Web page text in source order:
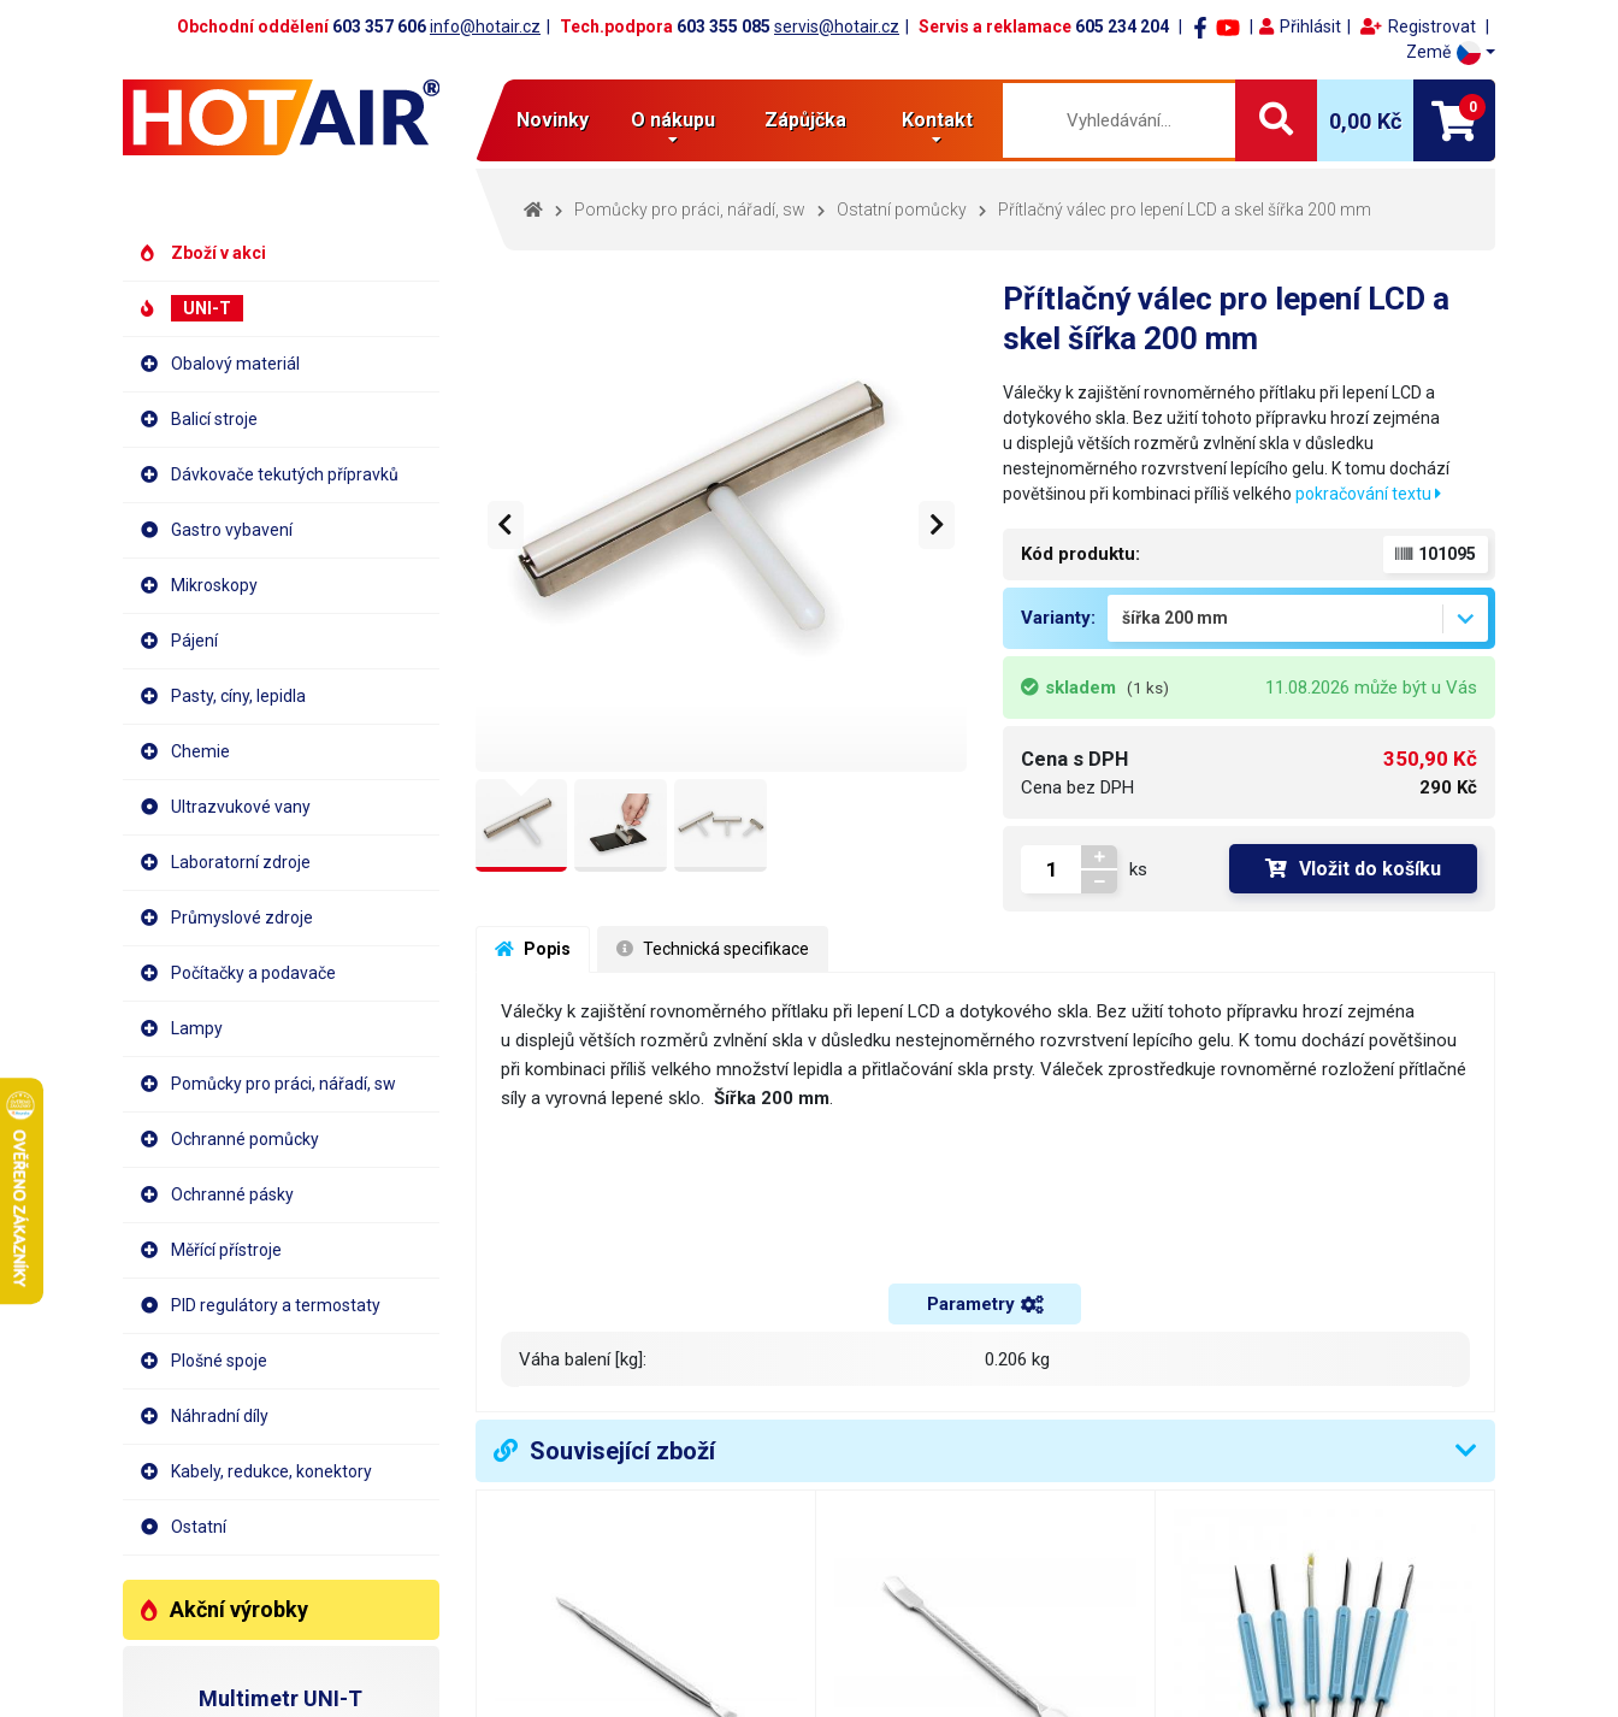
Obchodní oddělení603 357 606info@hotair.cz Tech.podpora 603 355 085 servis@hotair.cz Servis a reklamace 605 234 204 Přihlásit
Registrovat
Země
Novinky O nákupu Zápůjčka Kontakt 0,00 Kč
0
Zboží v akci
UNI-T
Obalový materiál
Balicí stroje
Dávkovače tekutých přípravků
Gastro vybavení
Mikroskopy
Pájení
Pasty, cíny, lepidla
Chemie
Ultrazvukové vany
Laboratorní zdroje
Průmyslové zdroje
Počítačky a podavače
Lampy
Pomůcky pro práci, nářadí, sw
Ochranné pomůcky
Ochranné pásky
Měřící přístroje
PID regulátory a termostaty
Plošné spoje
Náhradní díly
Kabely, redukce, konektory
Ostatní
Akční výrobky
Multimetr UNI-T
Pomůcky pro práci, nářadí, sw Ostatní pomůcky Přítlačný válec pro lepení LCD a skel šířka 200 mm
Přítlačný válec pro lepení LCD a
skel šířka 200 mm
Válečky k zajištění rovnoměrného přítlaku při lepení LCD a
dotykového skla. Bez užití tohoto přípravku hrozí zejména
u displejů větších rozměrů zvlnění skla v důsledku
nestejnoměrného rozvrstvení lepícího gelu. K tomu dochází
povětšinou při kombinaci příliš velkéhopokračování textu
Kód produktu: 101095
Varianty:
skladem (1 ks) 11.08.2026 může být u Vás
Cena s DPH
Cena bez DPH
350,90 Kč
290 Kč
ks Vložit do košíku
Popis Technická specifikace
Válečky k zajištění rovnoměrného přítlaku při lepení LCD a dotykového skla. Bez užití tohoto přípravku hrozí zejména
u displejů větších rozměrů zvlnění skla v důsledku nestejnoměrného rozvrstvení lepícího gelu. K tomu dochází povětšinou
při kombinaci příliš velkého množství lepidla a přitlačování skla prsty. Váleček zprostředkuje rovnoměrné rozložení přítlačné
síly a vyrovná lepené sklo. Šířka 200 mm.
Parametry
Váha balení [kg]: 0.206 kg
Související zboží